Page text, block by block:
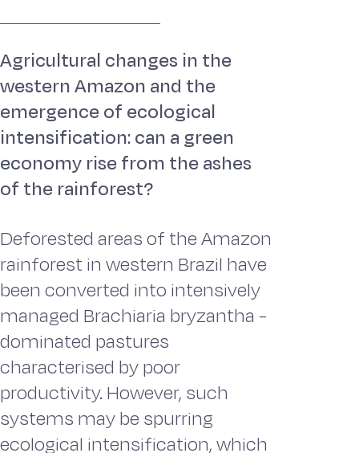
Agricultural changes in the
western Amazon and the
emergence of ecological
intensification: can a green
economy rise from the ashes
of the rainforest?
Deforested areas of the Amazon
rainforest in western Brazil have
been converted into intensively
managed Brachiaria bryzantha -
dominated pastures
characterised by poor
productivity. However, such
systems may be spurring
ecological intensification, which